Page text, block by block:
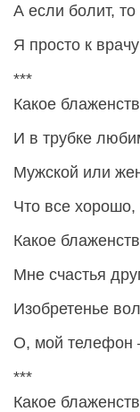
А если болит,
Я просто к
***
Какое
И в трубке
Мужской или
Что все хорошо,
Какое
Мне счастья
Изобретенье
О, мой телефон
***
Какое